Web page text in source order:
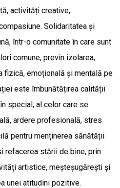
activități creative,
Solidaritatea și
într-o comunitate în care sunt
comune, previn izolarea,
fizică, emoțională și mentală pe
este îmbunătățirea calității
special, al celor care se
ardere profesională, stres
pentru menținerea sănătății
refacerea stării de bine, prin
artistice, meșteșugărești și
unei atitudini pozitive.